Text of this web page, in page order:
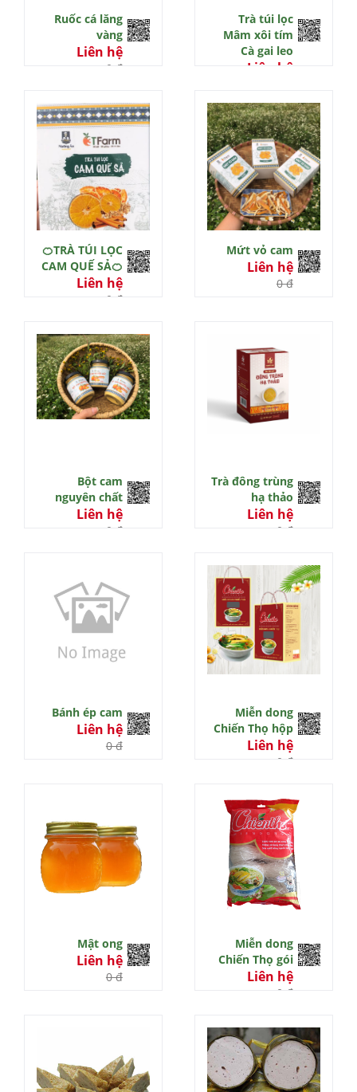
Ruốc cá lăng
vàng
Liên hệ
0 đ
Trà túi lọc
Mâm xôi tím
Cà gai leo
Liên hệ
🍊TRÀ TÚI LỌC
CAM QUẾ SẢ🍊
Liên hệ
0 đ
Mứt vỏ cam
Liên hệ
0 đ
Bột cam
nguyên chất
Liên hệ
0 đ
Trà đông trùng
hạ thảo
Liên hệ
0 đ
Bánh ép cam
Liên hệ
0 đ
Miễn dong
Chiến Thọ hộp
Liên hệ
0 đ
Mật ong
Liên hệ
0 đ
Miễn dong
Chiến Thọ gói
Liên hệ
0 đ